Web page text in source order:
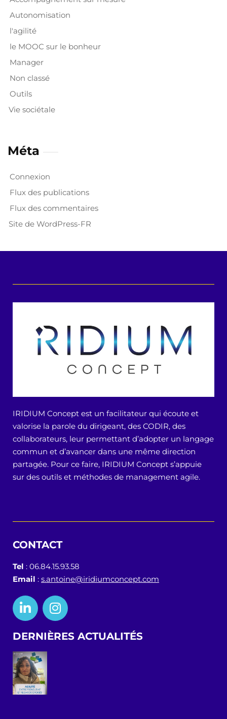
Autonomisation
l'agilité
le MOOC sur le bonheur
Manager
Non classé
Outils
Vie sociétale
Méta
Connexion
Flux des publications
Flux des commentaires
Site de WordPress-FR
IRIDIUM Concept est un facilitateur qui écoute et
valorise la parole du dirigeant, des CODIR, des
collaborateurs, leur permettant d’adopter un langage
commun et d’avancer dans une même direction
partagée. Pour ce faire, IRIDIUM Concept s’appuie
sur des outils et méthodes de management agile.
CONTACT
Tel : 06.84.15.93.58
Email : s.antoine@iridiumconcept.com
DERNIÈRES ACTUALITÉS